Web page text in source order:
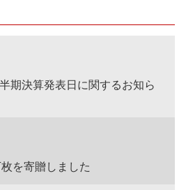
期決算発表日に関するお知ら
を寄贈しました